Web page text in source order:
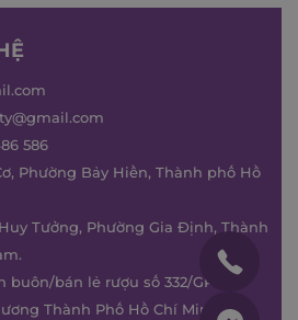
586
Phường Bảy Hiền, Thành phố Hồ
Tưởng, Phường Gia Định, Thành
bán lẻ rượu số 332/GP-SCT
Thành Phố Hồ Chí Minh